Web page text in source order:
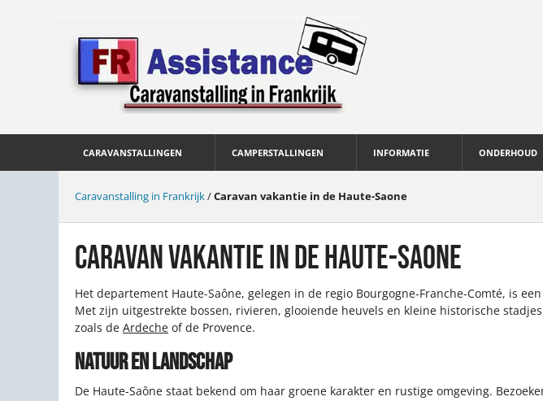
CARAVANSTALLINGEN CAMPERSTALLINGEN INFORMATIE ONDERHOUD
Caravanstalling in Frankrijk/Caravan vakantie in de Haute-Saone
CARAVAN VAKANTIE IN DE HAUTE-SAONE
Het departement Haute-Saône, gelegen in de regio Bourgogne-Franche-Comté, is
Met zijn uitgestrekte bossen, rivieren, glooiende heuvels en kleine historische
zoals de Ardeche of de Provence.
NATUUR EN LANDSCHAP
De Haute-Saône staat bekend om haar groene karakter en rustige omgeving.